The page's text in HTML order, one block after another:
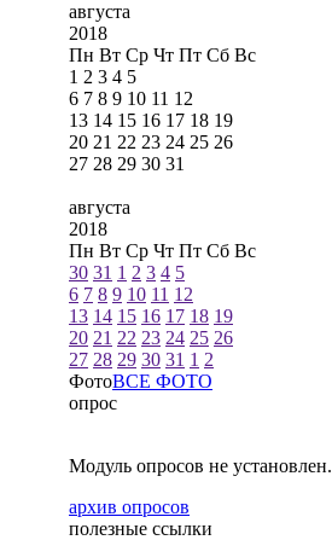
августа
2018
Пн Вт Ср Чт Пт Сб Вс
1 2 3 4 5
6 7 8 9 10 11 12
13 14 15 16 17 18 19
20 21 22 23 24 25 26
27 28 29 30 31
августа
2018
Пн Вт Ср Чт Пт Сб Вс
30 31 1 2 3 4 5
6 7 8 9 10 11 12
13 14 15 16 17 18 19
20 21 22 23 24 25 26
27 28 29 30 31 1 2
ФотоВСЕ ФОТО
опрос
Модуль опросов не установлен.
архив опросов
полезные ссылки